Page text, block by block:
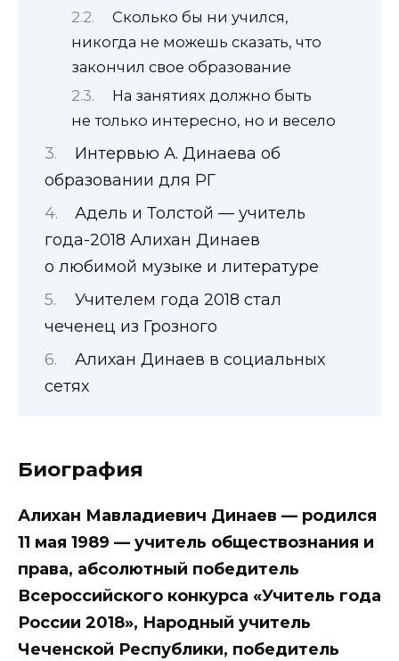
Сколько бы ни учился,
никогда не можешь сказать, что
закончил свое образование
На занятиях должно быть
не только интересно, но и весело
Интервью А. Динаева об
образовании для РГ
Адель и Толстой — учитель
года-2018 Алихан Динаев
о любимой музыке и литературе
Учителем года 2018 стал
чеченец из Грозного
Алихан Динаев в социальных
сетях
Биография
Алихан Мавладиевич Динаев — родился
11 мая 1989 — учитель обществознания и
права, абсолютный победитель
Всероссийского конкурса «Учитель года
России 2018», Народный учитель
Чеченской Республики, победитель